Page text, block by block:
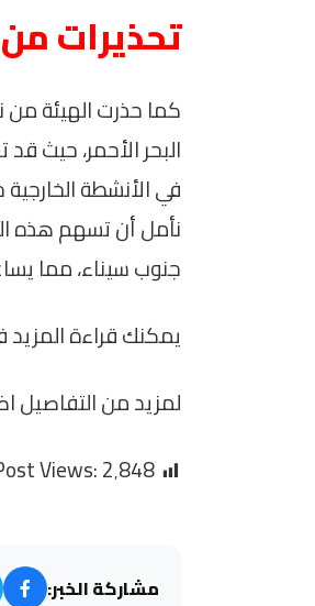
تحذيرات
كما حذرت الهيئة من
البحر الأحمر، حيث
في الأنشطة
نأمل أن تسهم هذه
جنوب سيناء، مما
يمكنك قراءة المزيد
لمزيد من التفاصيل
Views:2٬848
مشاركة الخبر: